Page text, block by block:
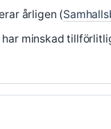
årligen (
minskad